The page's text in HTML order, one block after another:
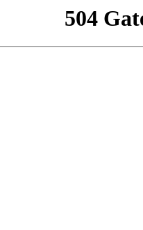
504